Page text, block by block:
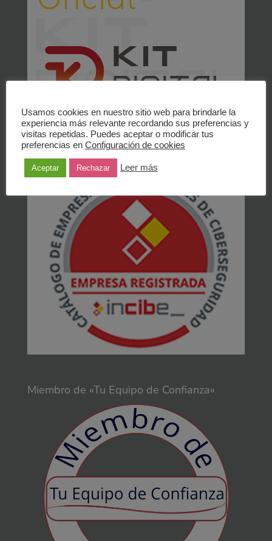
Inst. Nac. de Ciberseguridad Empresa
registrada
Miembro de «Tu Equipo de Confianza»
Usamos cookies en nuestro sitio web para brindarle la
experiencia más relevante recordando sus preferencias y
visitas repetidas. Puedes aceptar o modificar tus
preferencias en Configuración de cookies
Aceptar Rechazar Leer más